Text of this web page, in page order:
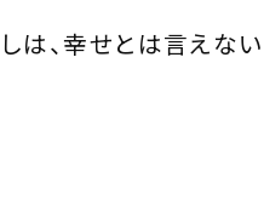
は、幸せとは言えない